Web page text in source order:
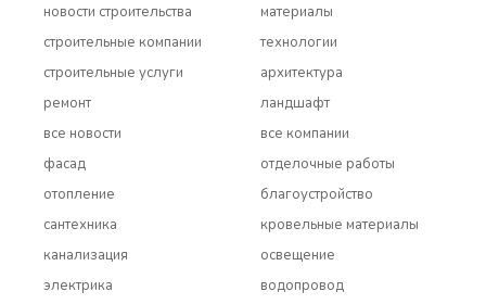
новости строительства
строительные компании
строительные услуги
ремонт
все новости
материалы
технологии
архитектура
ландшафт
все компании
фасад
отопление
сантехника
канализация
электрика
отделочные работы
благоустройство
кровельные материалы
освещение
водопровод